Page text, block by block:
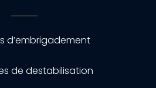
d’embrigadement
de destabilisation